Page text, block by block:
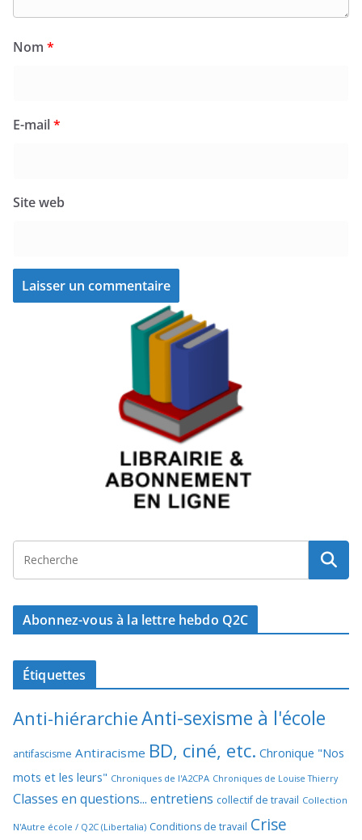
Nom *
E-mail*
Site web
Abonnez-vous à la lettre hebdo Q2C
Étiquettes
Anti-hiérarchieAnti-sexisme à l'école
antifascisme Antiracisme BD, ciné, etc. Chronique "Nos
mots et les leurs" Chroniques de l'A2CPA Chroniques de Louise Thierry
Classes en questions... entretiens collectif de travail Collection
N'Autre école / Q2C (Libertalia) Conditions de travail Crise